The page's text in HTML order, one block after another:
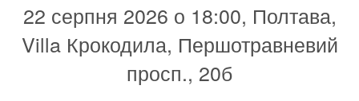
22 серпня 2026 о 18:00, Полтава,
Villa Крокодила, Першотравневий
просп., 20б